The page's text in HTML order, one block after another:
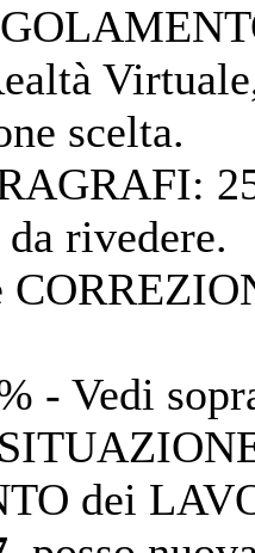
scelta.
:
rivedere.
- Vedi
dei